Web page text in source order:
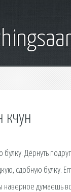
кчун
Дёрнуть
сдобную булку.
думаешь